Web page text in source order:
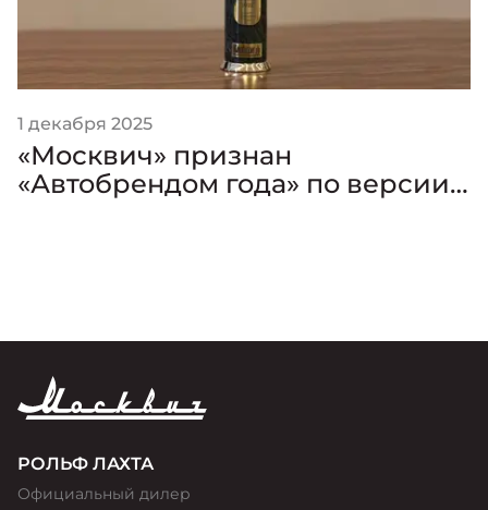
1 декабря 2025
«Москвич» признан
«Автобрендом года» по версии
РОЛЬФ ЛАХТА
Официальный дилер